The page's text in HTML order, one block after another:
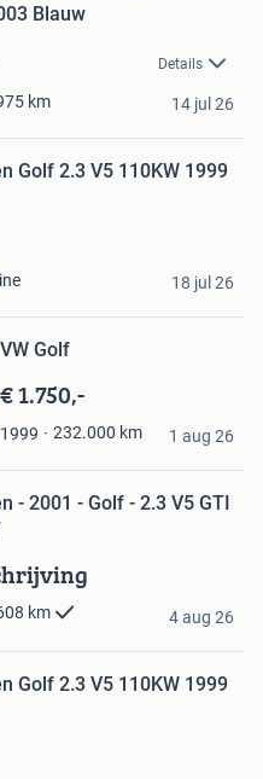
Blauw
Details
km 14 jul 26
Golf 2.3 V5 110KW 1999
18 jul 26
VW Golf
€ 1.750,-
1999 232.000 km 1 aug 26
- 2001 - Golf - 2.3 V5 GTI
km 4 aug 26
Golf 2.3 V5 110KW 1999